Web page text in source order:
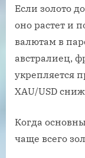
Если золото
оно растет и
валютам в
австралиец,
укрепляется
XAU/USD
Когда
чаще всего